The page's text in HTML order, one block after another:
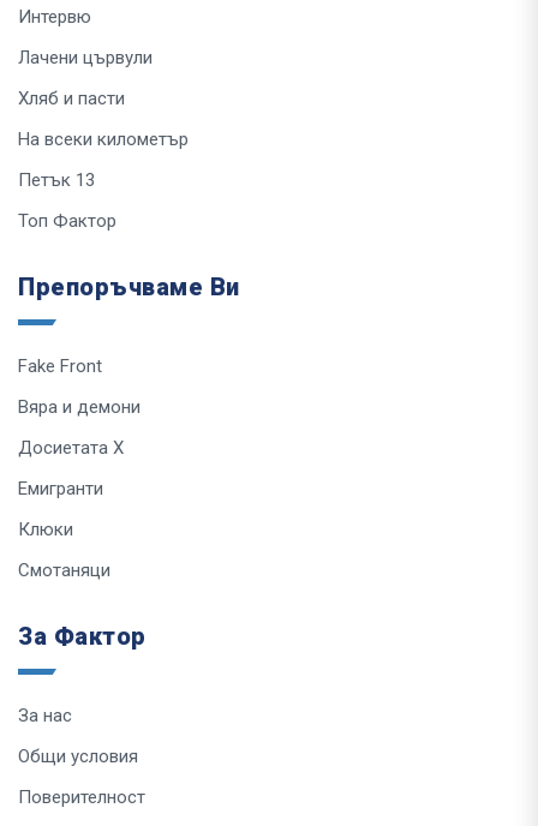
Интервю
Лачени цървули
Хляб и пасти
На всеки километър
Петък 13
Топ Фактор
Препоръчваме Ви
Fake Front
Вяра и демони
Досиетата Х
Емигранти
Клюки
Смотаняци
За Фактор
За нас
Общи условия
Поверителност